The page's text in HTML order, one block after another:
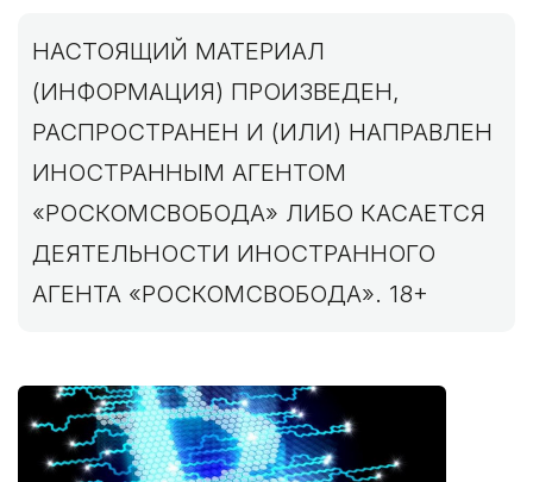
НАСТОЯЩИЙ МАТЕРИАЛ
(ИНФОРМАЦИЯ) ПРОИЗВЕДЕН,
РАСПРОСТРАНЕН И (ИЛИ) НАПРАВЛЕН
ИНОСТРАННЫМ АГЕНТОМ
«РОСКОМСВОБОДА» ЛИБО КАСАЕТСЯ
ДЕЯТЕЛЬНОСТИ ИНОСТРАННОГО
АГЕНТА «РОСКОМСВОБОДА». 18+